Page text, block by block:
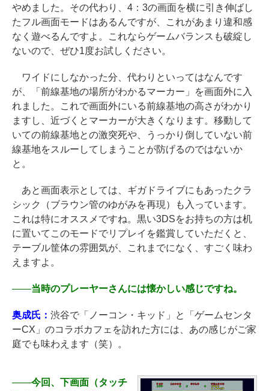
やめました。その代わり、4：3の画面を横に引き伸ばし
たフル画面モードはあるんですが、これがあまり違和感
なく遊べるんですよ。これならゲームバランスも破綻し
ないので、ぜひ1度お試しください。
ワイドにしなかった分、代わりといってはなんです
が、「前線基地の場所がわかるマーカー」を画面外に入
れました。これで画面外にいる前線基地の高さがわかり
ますし、近づくとマーカーが大きくなります。移動して
いての前線基地との激突死や、うっかり倒していない前
線基地をスルーしてしまうことが防げるのではないか
と。
あと画面表示としては、ギガドライブにもあったクラ
シック（ブラウン管のゆがみを再現）も入っています。
これは特にオススメですね。黒い3DSをお持ちの方は机
に置いてこのモードでリプレイを鑑賞していただくと、
テーブル筐体の雰囲気が、これまでになく、すごく味わ
えますよ。
――当時のプレーヤーさんには懐かしい感じですね。
奥成氏： 渋谷で「ノーコン・キッド」と「ゲームセンタ
ーCX」のコラボカフェを訪れた方には、あの感じがご家
庭でも味わえます（笑）。
――今回、下画面（タッチ